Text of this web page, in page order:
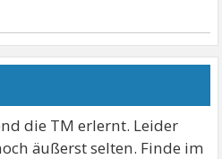
die TM erlernt. Leider
äußerst selten. Finde im